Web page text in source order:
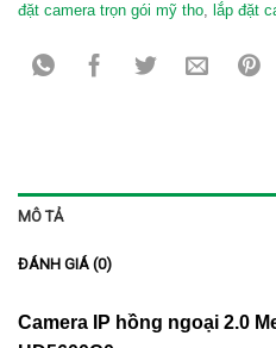
đặt camera trọn gói mỹ tho, lắp đặt
MÔ TẢ
ĐÁNH GIÁ (0)
Camera IP hồng ngoại 2.0